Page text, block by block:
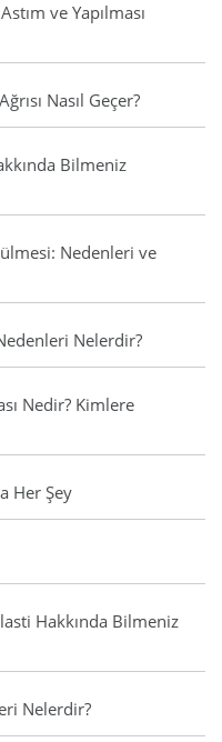
ve Yapılması
Nasıl Geçer?
Bilmeniz
Nedenleri ve
Nelerdir?
Nedir? Kimlere
Her Şey
Hakkında Bilmeniz
Nelerdir?